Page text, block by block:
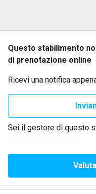
Questo stabilimento
di prenotazione online
Ricevi una notifica
Sei il gestore di questo